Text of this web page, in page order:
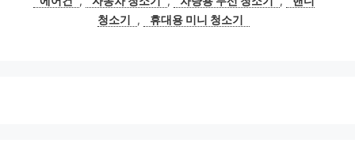
리
청소기
, 휴대용 미니 청소기